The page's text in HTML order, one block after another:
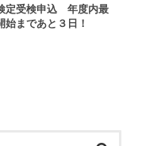
定受検申込 年度内最
始まであと３日！